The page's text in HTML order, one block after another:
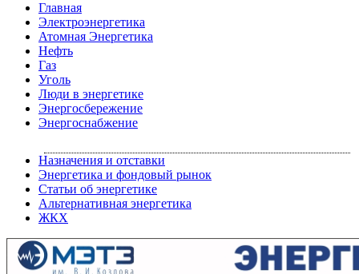
Главная
Электроэнергетика
Атомная Энергетика
Нефть
Газ
Уголь
Люди в энергетике
Энергосбережение
Энергоснабжение
Назначения и отставки
Энергетика и фондовый рынок
Статьи об энергетике
Альтернативная энергетика
ЖКХ